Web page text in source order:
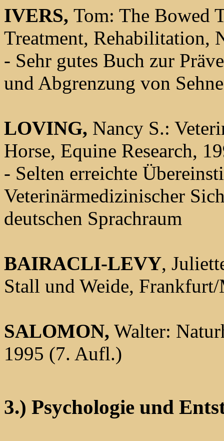
IVERS, Tom: The Bowed
Treatment, Rehabilitation,
- Sehr gutes Buch zur
und Abgrenzung von
LOVING, Nancy S.:
Horse, Equine Research,
- Selten erreichte
Veterinärmedizinischer
deutschen Sprachraum
BAIRACLI-LEVY,
Stall und Weide,
SALOMON, Walter:
1995 (7. Aufl.)
3.) Psychologie und